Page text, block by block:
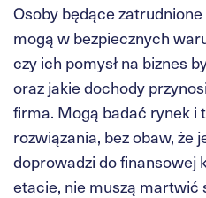
Osoby będące
mogą w bezpiecznych
czy ich pomysł na biznes
oraz jakie dochody
firma. Mogą badać rynek i
rozwiązania, bez obaw, że
doprowadzi do finansowej
etacie, nie muszą martwić